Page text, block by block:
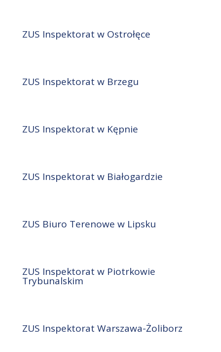
ZUS Inspektorat w Ostrołęce
ZUS Inspektorat w Brzegu
ZUS Inspektorat w Kępnie
ZUS Inspektorat w Białogardzie
ZUS Biuro Terenowe w Lipsku
ZUS Inspektorat w Piotrkowie
Trybunalskim
ZUS Inspektorat Warszawa-Żoliborz